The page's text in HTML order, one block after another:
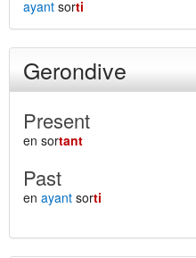
ayant sorti
Gerondive
Present
en sortant
Past
en ayant sorti